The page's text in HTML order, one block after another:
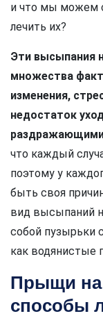
и что мы можем
лечить их?
Эти высыпания
множества
изменения,
недостаток
что каждый
поэтому у
быть своя
вид высыпаний
собой пузырьки
как водянистые
Прыщи на
способы